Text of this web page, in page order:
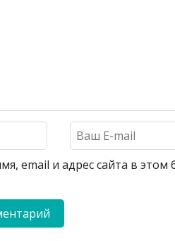
email и адрес сайта в